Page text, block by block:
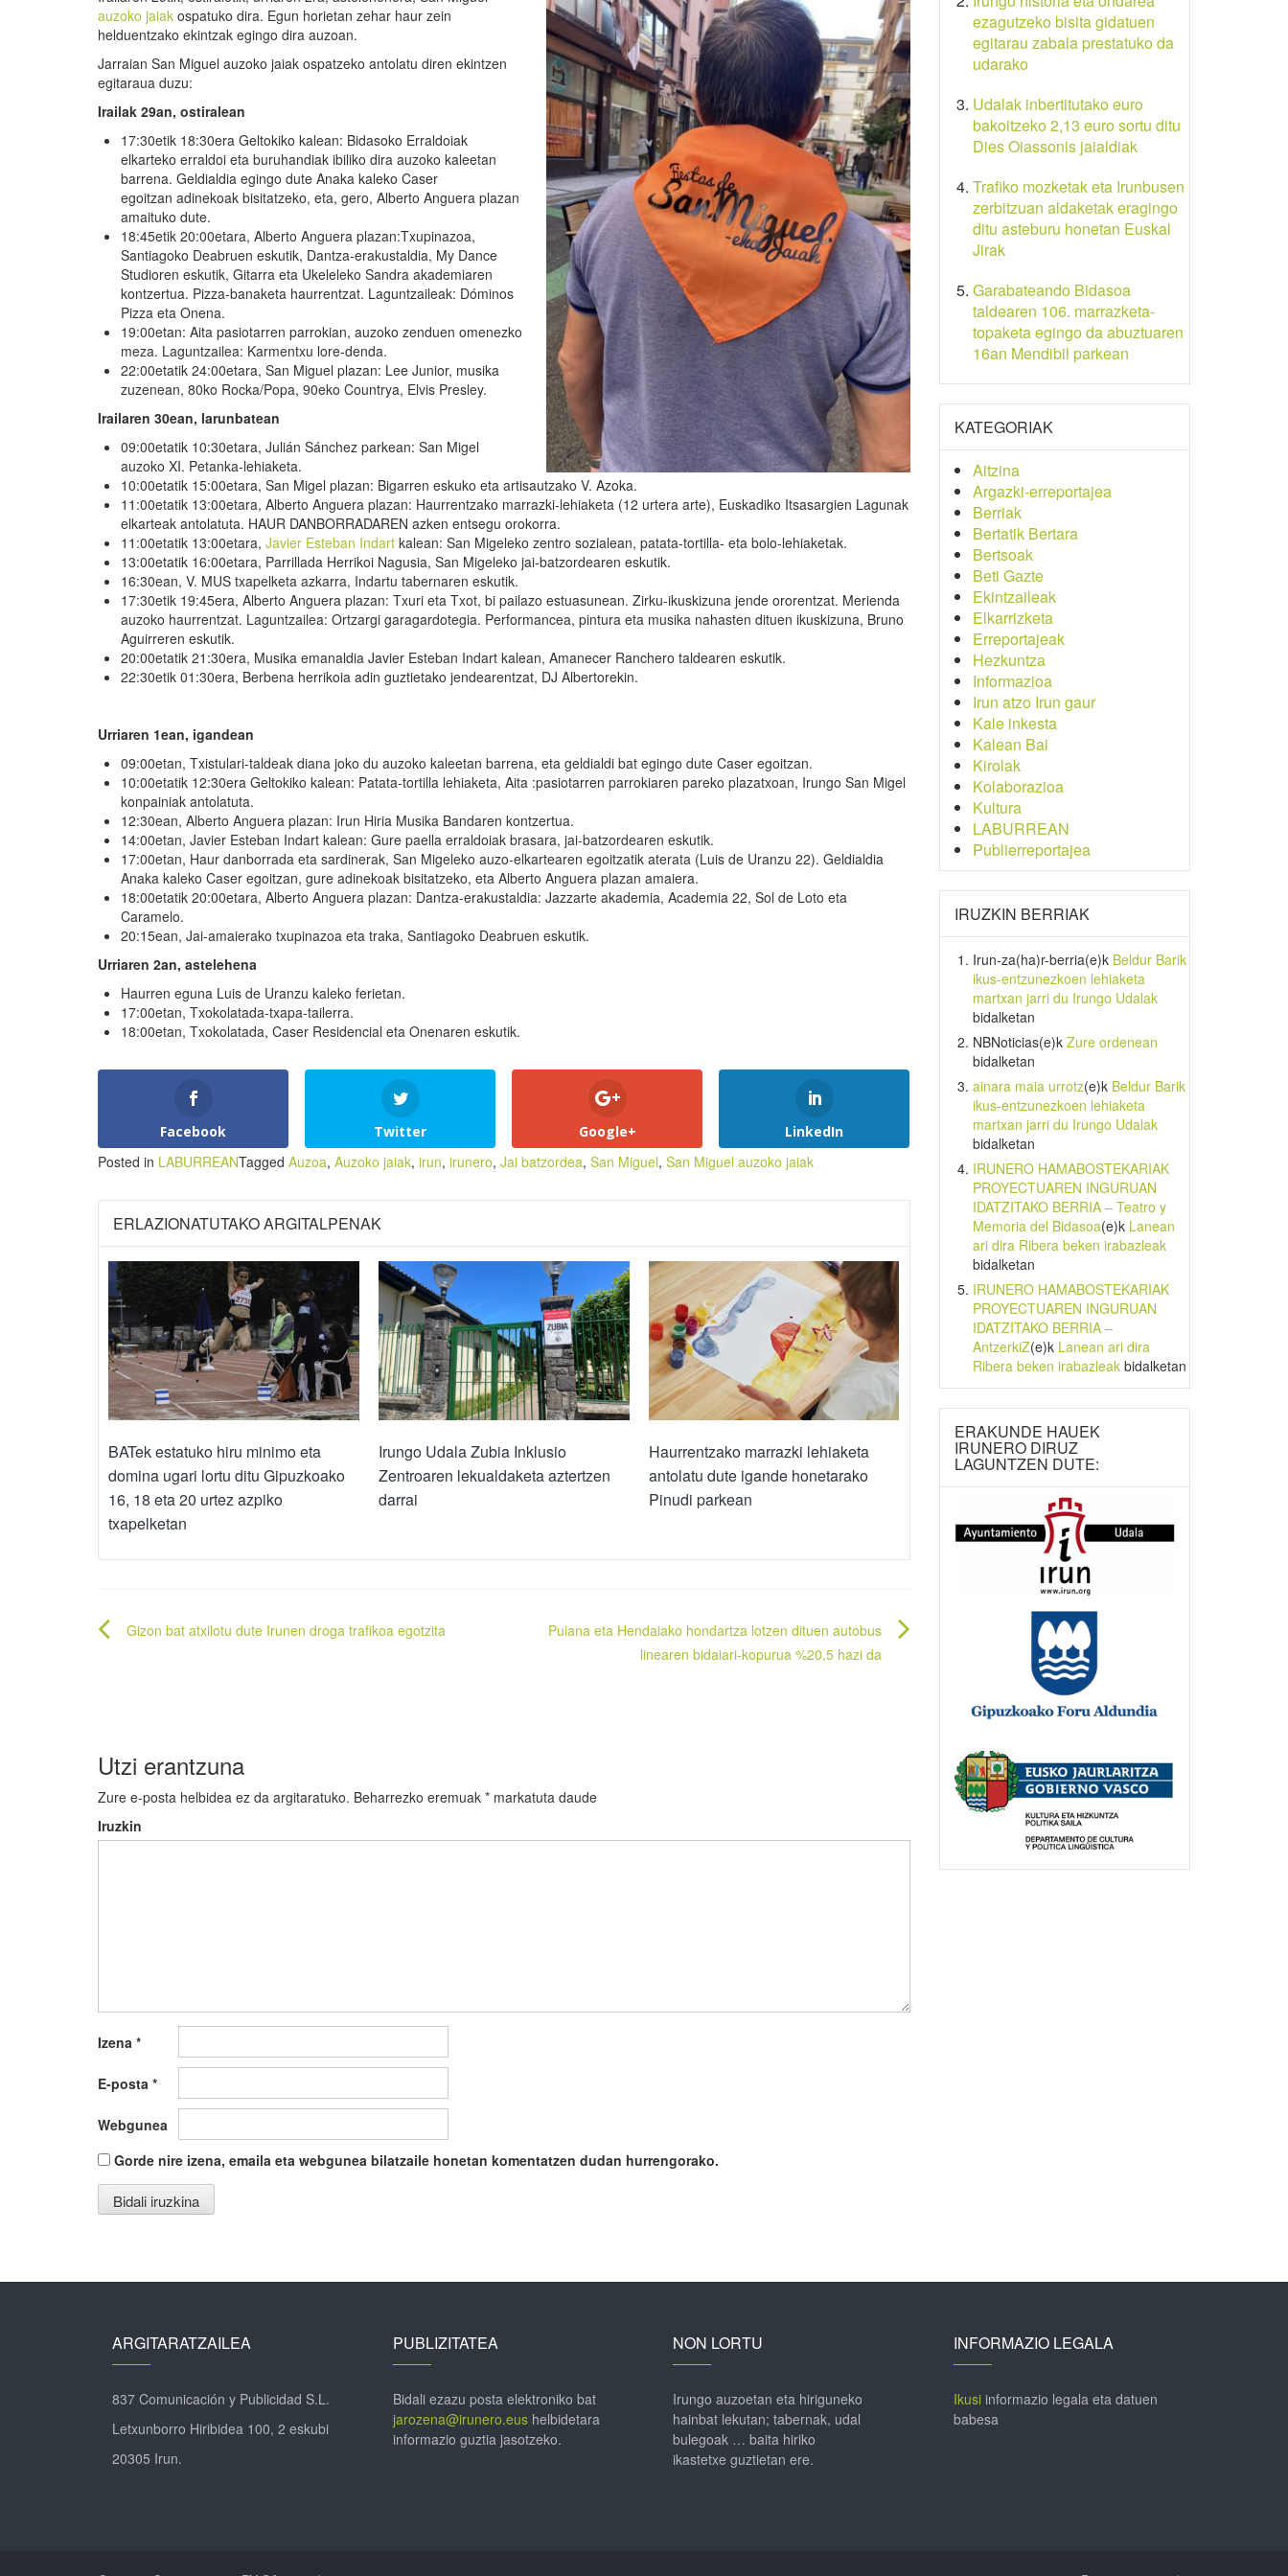
auzoko jaiak ospatuko dira. Egun horietan zehar haur zein
helduentzako ekintzak egingo dira auzoan.
Jarraian San Miguel auzoko jaiak ospatzeko antolatu diren ekintzen
egitaraua duzu:
Irailak 29an, ostiralean
17:30etik 18:30era Geltokiko kalean: Bidasoko Erraldoiak
elkarteko erraldoi eta buruhandiak ibiliko dira auzoko kaleetan
barrena. Geldialdia egingo dute Anaka kaleko Caser
egoitzan adinekoak bisitatzeko, eta, gero, Alberto Anguera plazan
amaituko dute.
18:45etik 20:00etara, Alberto Anguera plazan:Txupinazoa,
Santiagoko Deabruen eskutik, Dantza-erakustaldia, My Dance
Studioren eskutik, Gitarra eta Ukeleleko Sandra akademiaren
kontzertua. Pizza-banaketa haurrentzat. Laguntzaileak: Dóminos
Pizza eta Onena.
19:00etan: Aita pasiotarren parrokian, auzoko zenduen omenezko
meza. Laguntzailea: Karmentxu lore-denda.
22:00etatik 24:00etara, San Miguel plazan: Lee Junior, musika
zuzenean, 80ko Rocka/Popa, 90eko Countrya, Elvis Presley.
Irailaren 30ean, larunbatean
09:00etatik 10:30etara, Julián Sánchez parkean: San Migel
auzoko XI. Petanka-lehiaketa.
10:00etatik 15:00etara, San Migel plazan: Bigarren eskuko eta artisautzako V. Azoka.
11:00etatik 13:00etara, Alberto Anguera plazan: Haurrentzako marrazki-lehiaketa (12 urtera arte), Euskadiko Itsasargien Lagunak
elkarteak antolatuta. HAUR DANBORRADAREN azken entsegu orokorra.
11:00etatik 13:00etara, Javier Esteban Indart kalean: San Migeleko zentro sozialean, patata-tortilla- eta bolo-lehiaketak.
13:00etatik 16:00etara, Parrillada Herrikoi Nagusia, San Migeleko jai-batzordearen eskutik.
16:30ean, V. MUS txapelketa azkarra, Indartu tabernaren eskutik.
17:30etik 19:45era, Alberto Anguera plazan: Txuri eta Txot, bi pailazo estuasunean. Zirku-ikuskizuna jende ororentzat. Merienda
auzoko haurrentzat. Laguntzailea: Ortzargi garagardotegia. Performancea, pintura eta musika nahasten dituen ikuskizuna, Bruno
Aguirreren eskutik.
20:00etatik 21:30era, Musika emanaldia Javier Esteban Indart kalean, Amanecer Ranchero taldearen eskutik.
22:30etik 01:30era, Berbena herrikoia adin guztietako jendearentzat, DJ Albertorekin.
Urriaren 1ean, igandean
09:00etan, Txistulari-taldeak diana joko du auzoko kaleetan barrena, eta geldialdi bat egingo dute Caser egoitzan.
10:00etatik 12:30era Geltokiko kalean: Patata-tortilla lehiaketa, Aita :pasiotarren parrokiaren pareko plazatxoan, Irungo San Migel
konpainiak antolatuta.
12:30ean, Alberto Anguera plazan: Irun Hiria Musika Bandaren kontzertua.
14:00etan, Javier Esteban Indart kalean: Gure paella erraldoiak brasara, jai-batzordearen eskutik.
17:00etan, Haur danborrada eta sardinerak, San Migeleko auzo-elkartearen egoitzatik aterata (Luis de Uranzu 22). Geldialdia
Anaka kaleko Caser egoitzan, gure adinekoak bisitatzeko, eta Alberto Anguera plazan amaiera.
18:00etatik 20:00etara, Alberto Anguera plazan: Dantza-erakustaldia: Jazzarte akademia, Academia 22, Sol de Loto eta
Caramelo.
20:15ean, Jai-amaierako txupinazoa eta traka, Santiagoko Deabruen eskutik.
Urriaren 2an, astelehena
Haurren eguna Luis de Uranzu kaleko ferietan.
17:00etan, Txokolatada-txapa-tailerra.
18:00etan, Txokolatada, Caser Residencial eta Onenaren eskutik.
Facebook Twitter Google+ LinkedIn
Posted in LABURREANTagged Auzoa, Auzoko jaiak, irun, irunero, Jai batzordea, San Miguel, San Miguel auzoko jaiak
ERLAZIONATUTAKO ARGITALPENAK
BATek estatuko hiru minimo eta
domina ugari lortu ditu Gipuzkoako
16, 18 eta 20 urtez azpiko
txapelketan
Irungo Udala Zubia Inklusio
Zentroaren lekualdaketa aztertzen
darrai
Haurrentzako marrazki lehiaketa
antolatu dute igande honetarako
Pinudi parkean
Bidalketetan
Gizon bat atxilotu dute Irunen droga trafikoa egotzita
Puiana eta Hendaiako hondartza lotzen dituen autobus
linearen bidaiari-kopurua %20,5 hazi da
Utzi erantzuna
Zure e-posta helbidea ez da argitaratuko. Beharrezko eremuak * markatuta daude
Iruzkin
Izena *
E-posta *
Webgunea
Gorde nire izena, emaila eta webgunea bilatzaile honetan komentatzen dudan hurrengorako.
ezagutzeko bisita gidatuen
egitarau zabala prestatuko da
udarako
Udalak inbertitutako euro
bakoitzeko 2,13 euro sortu ditu
Dies Oiassonis jaialdiak
Trafiko mozketak eta Irunbusen
zerbitzuan aldaketak eragingo
ditu asteburu honetan Euskal
Jirak
Garabateando Bidasoa
taldearen 106. marrazketa-
topaketa egingo da abuztuaren
16an Mendibil parkean
KATEGORIAK
Aitzina
Argazki-erreportajea
Berriak
Bertatik Bertara
Bertsoak
Beti Gazte
Ekintzaileak
Elkarrizketa
Erreportajeak
Hezkuntza
Informazioa
Irun atzo Irun gaur
Kale inkesta
Kalean Bai
Kirolak
Kolaborazioa
Kultura
LABURREAN
Publierreportajea
IRUZKIN BERRIAK
Irun-za(ha)r-berria(e)k Beldur Barik
ikus-entzunezkoen lehiaketa
martxan jarri du Irungo Udalak
bidalketan
NBNoticias(e)k Zure ordenean
bidalketan
ainara maia urrotz(e)k Beldur Barik
ikus-entzunezkoen lehiaketa
martxan jarri du Irungo Udalak
bidalketan
IRUNERO HAMABOSTEKARIAK
PROYECTUAREN INGURUAN
IDATZITAKO BERRIA – Teatro y
Memoria del Bidasoa(e)k Lanean
ari dira Ribera beken irabazleak
bidalketan
IRUNERO HAMABOSTEKARIAK
PROYECTUAREN INGURUAN
IDATZITAKO BERRIA –
AntzerkiZ(e)k Lanean ari dira
Ribera beken irabazleakbidalketan
ERAKUNDE HAUEK
IRUNERO DIRUZ
LAGUNTZEN DUTE:
ARGITARATZAILEA
837 Comunicación y Publicidad S.L.
Letxunborro Hiribidea 100, 2 eskubi
20305 Irun.
PUBLIZITATEA
Bidali ezazu posta elektroniko bat
jarozena@irunero.eushelbidetara
informazio guztia jasotzeko.
NON LORTU
Irungo auzoetan eta hiriguneko
hainbat lekutan; tabernak, udal
bulegoak … baita hiriko
ikastetxe guztietan ere.
INFORMAZIO LEGALA
Ikusiinformazio legala eta datuen
babesa